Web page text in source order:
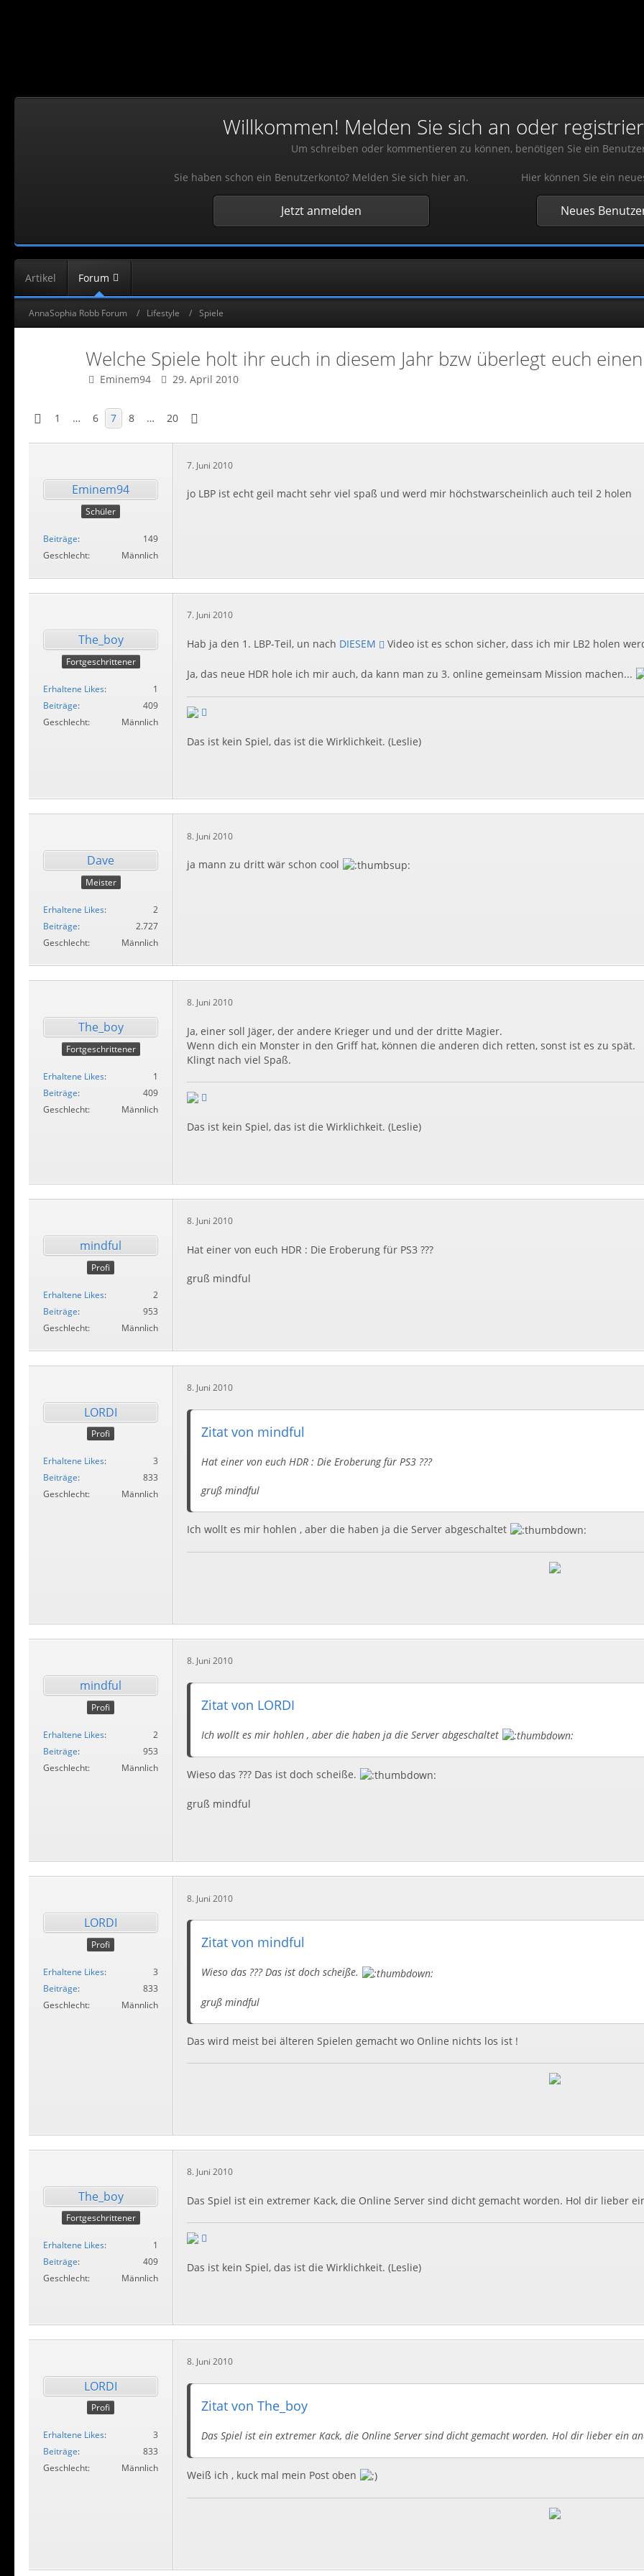
Willkommen! Melden Sie sich an oder
Um schreiben oder kommentieren zu können, benötigen Sie ein
Sie haben schon ein Benutzerkonto? Melden Sie sich hier an.
Jetzt anmelden
Hier können Sie ein
Neues
Artikel Forum
AnnaSophia Robb Forum Lifestyle Spiele
Welche Spiele holt ihr euch in diesem Jahr bzw überlegt euch
Eminem94 29. April 2010
1 … 6 7 8 … 20
Eminem94
Schüler
Beiträge
149
Geschlecht
Männlich
7. Juni 2010
jo LBP ist echt geil macht sehr viel spaß und werd mir höchstwarscheinlich auch teil 2 holen
The_boy
Fortgeschrittener
Erhaltene Likes
1
Beiträge
409
Geschlecht
Männlich
7. Juni 2010
Hab ja den 1. LBP-Teil, un nach DIESEM Video ist es schon sicher, dass ich mir LB2 holen
Ja, das neue HDR hole ich mir auch, da kann man zu 3. online gemeinsam Mission machen...
Das ist kein Spiel, das ist die Wirklichkeit. (Leslie)
Dave
Meister
Erhaltene Likes
2
Beiträge
2.727
Geschlecht
Männlich
8. Juni 2010
ja mann zu dritt wär schon cool
The_boy
Fortgeschrittener
Erhaltene Likes
1
Beiträge
409
Geschlecht
Männlich
8. Juni 2010
Ja, einer soll Jäger, der andere Krieger und und der dritte Magier.
Wenn dich ein Monster in den Griff hat, können die anderen dich retten, sonst ist es zu spät.
Klingt nach viel Spaß.
Das ist kein Spiel, das ist die Wirklichkeit. (Leslie)
mindful
Profi
Erhaltene Likes
2
Beiträge
953
Geschlecht
Männlich
8. Juni 2010
Hat einer von euch HDR : Die Eroberung für PS3 ???
gruß mindful
LORDI
Profi
Erhaltene Likes
3
Beiträge
833
Geschlecht
Männlich
8. Juni 2010
Zitat von mindful
Hat einer von euch HDR : Die Eroberung für PS3 ???
gruß mindful
Ich wollt es mir hohlen , aber die haben ja die Server abgeschaltet
mindful
Profi
Erhaltene Likes
2
Beiträge
953
Geschlecht
Männlich
8. Juni 2010
Zitat von LORDI
Ich wollt es mir hohlen , aber die haben ja die Server abgeschaltet
Wieso das ??? Das ist doch scheiße.
gruß mindful
LORDI
Profi
Erhaltene Likes
3
Beiträge
833
Geschlecht
Männlich
8. Juni 2010
Zitat von mindful
Wieso das ??? Das ist doch scheiße.
gruß mindful
Das wird meist bei älteren Spielen gemacht wo Online nichts los ist !
The_boy
Fortgeschrittener
Erhaltene Likes
1
Beiträge
409
Geschlecht
Männlich
8. Juni 2010
Das Spiel ist ein extremer Kack, die Online Server sind dicht gemacht worden. Hol dir lieber
Das ist kein Spiel, das ist die Wirklichkeit. (Leslie)
LORDI
Profi
Erhaltene Likes
3
Beiträge
833
Geschlecht
Männlich
8. Juni 2010
Zitat von The_boy
Das Spiel ist ein extremer Kack, die Online Server sind dicht gemacht worden. Hol dir lieber ein
Weiß ich , kuck mal mein Post oben